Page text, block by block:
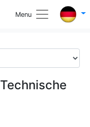
Menu
Technische